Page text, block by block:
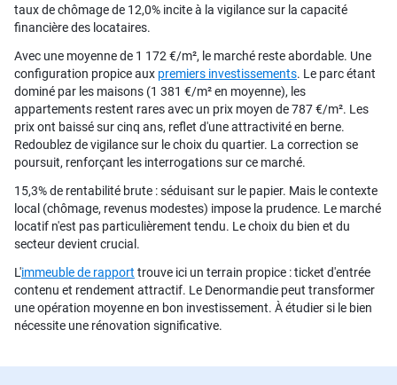
taux de chômage de 12,0% incite à la vigilance sur la capacité
financière des locataires.
Avec une moyenne de 1 172 €/m², le marché reste abordable. Une
configuration propice aux premiers investissements. Le parc étant
dominé par les maisons (1 381 €/m² en moyenne), les
appartements restent rares avec un prix moyen de 787 €/m². Les
prix ont baissé sur cinq ans, reflet d'une attractivité en berne.
Redoublez de vigilance sur le choix du quartier. La correction se
poursuit, renforçant les interrogations sur ce marché.
15,3% de rentabilité brute : séduisant sur le papier. Mais le contexte
local (chômage, revenus modestes) impose la prudence. Le marché
locatif n'est pas particulièrement tendu. Le choix du bien et du
secteur devient crucial.
L'immeuble de rapport trouve ici un terrain propice : ticket d'entrée
contenu et rendement attractif. Le Denormandie peut transformer
une opération moyenne en bon investissement. À étudier si le bien
nécessite une rénovation significative.